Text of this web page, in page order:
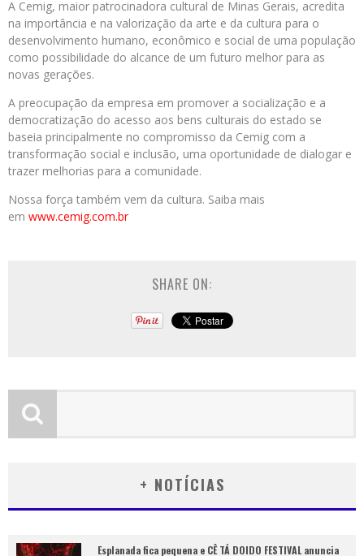
A Cemig, maior patrocinadora cultural de Minas Gerais, acredita
na importância e na valorização da arte e da cultura para o
desenvolvimento humano, econômico e social de uma população
como possibilidade do alcance de um futuro melhor para as
novas gerações.
A preocupação da empresa em promover a socialização e a
democratização do acesso aos bens culturais do estado se
baseia principalmente no compromisso da Cemig com a
transformação social e inclusão, uma oportunidade de dialogar e
trazer melhorias para a comunidade.
Nossa força também vem da cultura. Saiba mais
em www.cemig.com.br
SHARE ON:
+ NOTÍCIAS
Esplanada fica pequena e CÊ TÁ DOIDO FESTIVAL anuncia